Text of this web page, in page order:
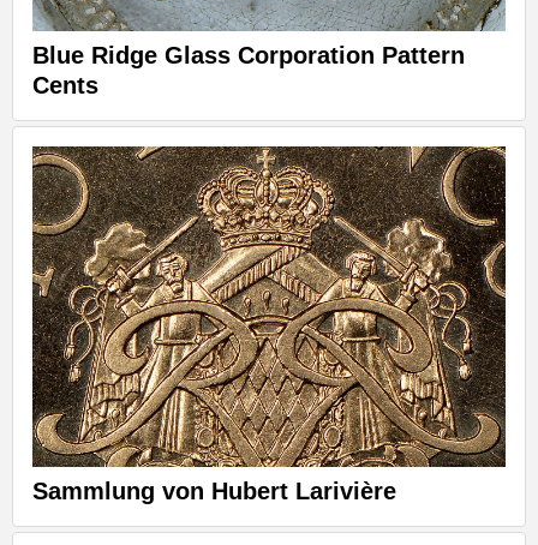
Blue Ridge Glass Corporation Pattern
Cents
Sammlung von Hubert Larivière